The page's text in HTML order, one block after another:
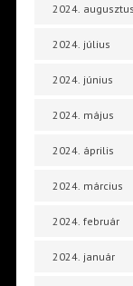
2024. augusztus
2024. július
2024. június
2024. május
2024. április
2024. március
2024. február
2024. január